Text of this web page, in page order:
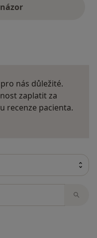
nás důležité.
zaplatit za
recenze pacienta.